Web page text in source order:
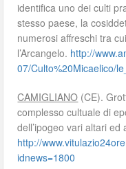
identifica uno dei culti
stesso paese, la
numerosi affreschi tra
l’Arcangelo. http://
07/Culto%20Micaelico/
CAMIGLIANO (CE).
complesso cultuale di
dell’ipogeo vari altari ed
http://
idnews=1800